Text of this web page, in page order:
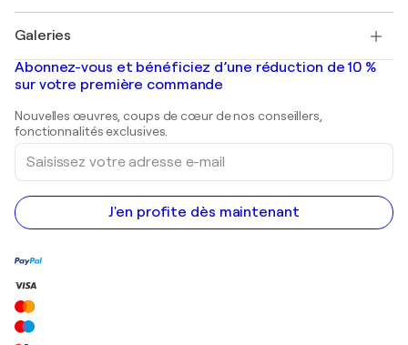
Banksy
Mr. Brainwash
Shepard Fairey
Tableaux abstraits à vendre
Peintures de paysage
Estampes
Peintures acryliques
Galeries
Galeries d'art en France
Galeries d'art en Belgique
Abonnez-vous et bénéficiez d’une réduction de 10 %
sur votre première commande
Nouvelles œuvres, coups de cœur de nos conseillers,
fonctionnalités exclusives.
Saisissez
votre
adresse
e-
mail
J'en profite dès maintenant